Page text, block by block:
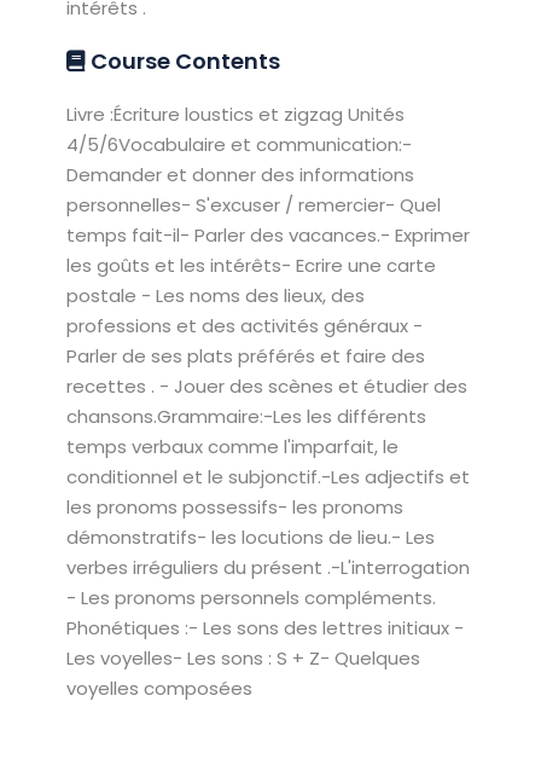
intérêts .
Course Contents
Livre :Écriture loustics et zigzag Unités
4/5/6Vocabulaire et communication:-
Demander et donner des informations
personnelles- S'excuser / remercier- Quel
temps fait-il- Parler des vacances.- Exprimer
les goûts et les intérêts- Ecrire une carte
postale - Les noms des lieux, des
professions et des activités généraux -
Parler de ses plats préférés et faire des
recettes . - Jouer des scènes et étudier des
chansons.Grammaire:-Les les différents
temps verbaux comme l'imparfait, le
conditionnel et le subjonctif.-Les adjectifs et
les pronoms possessifs- les pronoms
démonstratifs- les locutions de lieu.- Les
verbes irréguliers du présent .-L'interrogation
- Les pronoms personnels compléments.
Phonétiques :- Les sons des lettres initiaux -
Les voyelles- Les sons : S + Z- Quelques
voyelles composées